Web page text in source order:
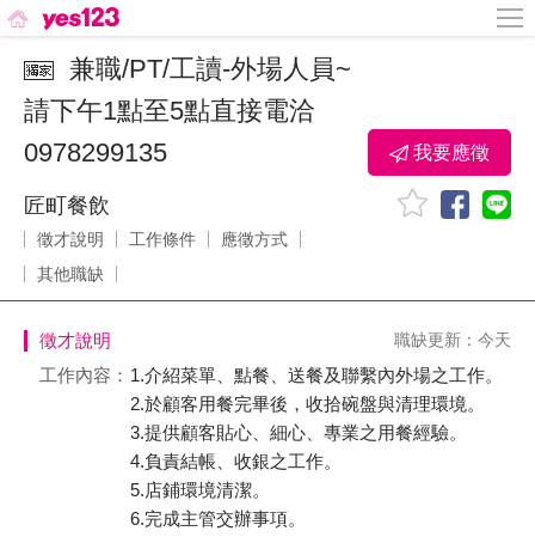
兼職/PT/工讀-外場人員~
請下午1點至5點直接電洽
0978299135
匠町餐飲
徵才說明 工作條件
應徵方式
其他職缺
我要應徵
徵才說明 職缺更新：今天
工作內容： 1.介紹菜單、點餐、送餐及聯繫內外場之工作。
2.於顧客用餐完畢後，收拾碗盤與清理環境。
3.提供顧客貼心、細心、專業之用餐經驗。
4.負責結帳、收銀之工作。
5.店鋪環境清潔。
6.完成主管交辦事項。